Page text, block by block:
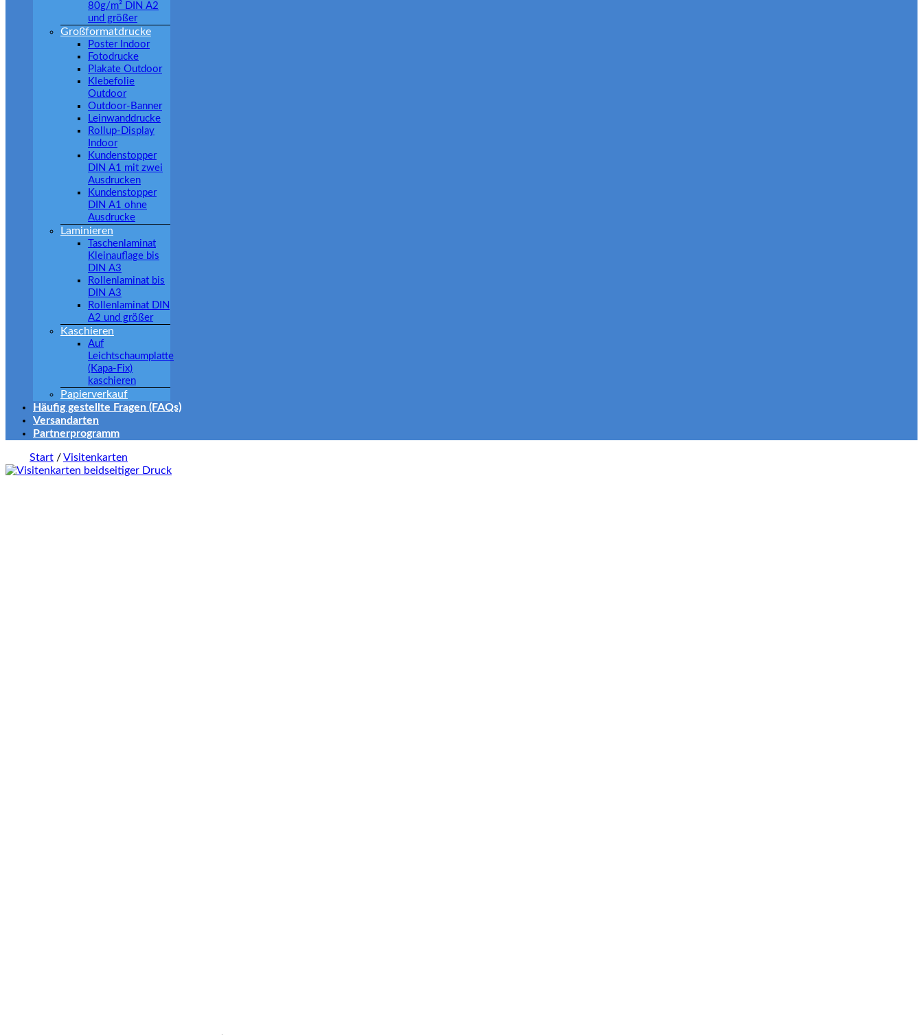
80g/m² DIN A2
und größer
Großformatdrucke
Poster Indoor
Fotodrucke
Plakate Outdoor
Klebefolie
Outdoor
Outdoor-Banner
Leinwanddrucke
Rollup-Display
Indoor
Kundenstopper
DIN A1 mit zwei
Ausdrucken
Kundenstopper
DIN A1 ohne
Ausdrucke
Laminieren
Taschenlaminat
Kleinauflage bis
DIN A3
Rollenlaminat bis
DIN A3
Rollenlaminat DIN
A2 und größer
Kaschieren
Auf
Leichtschaumplatte
(Kapa-Fix)
kaschieren
Papierverkauf
Häufig gestellte Fragen (FAQs)
Versandarten
Partnerprogramm
Start /Visitenkarten